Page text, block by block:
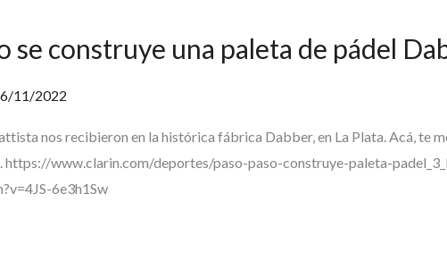
se construye una paleta de pádel
11/2022
nos recibieron en la histórica fábrica Dabber, en La Plata. Acá, te
https://www.clarin.com/deportes/paso-paso-construye-paleta-
6e3h1Sw